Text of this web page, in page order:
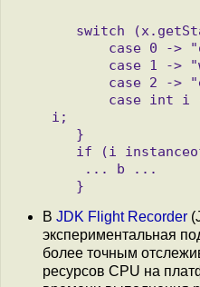
i;
В JDK Flight Recorder
экспериментальная
более точным
ресурсов CPU на